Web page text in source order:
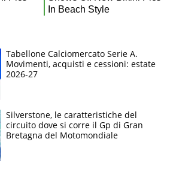
Tabellone Calciomercato Serie A.
Movimenti, acquisti e cessioni: estate
2026-27
Silverstone, le caratteristiche del
circuito dove si corre il Gp di Gran
Bretagna del Motomondiale